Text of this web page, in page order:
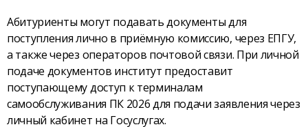
Абитуриенты могут подавать документы для
поступления лично в приёмную комиссию, через ЕПГУ,
а также через операторов почтовой связи. При личной
подаче документов институт предоставит
поступающему доступ к терминалам
самообслуживания ПК 2026 для подачи заявления через
личный кабинет на Госуслугах.